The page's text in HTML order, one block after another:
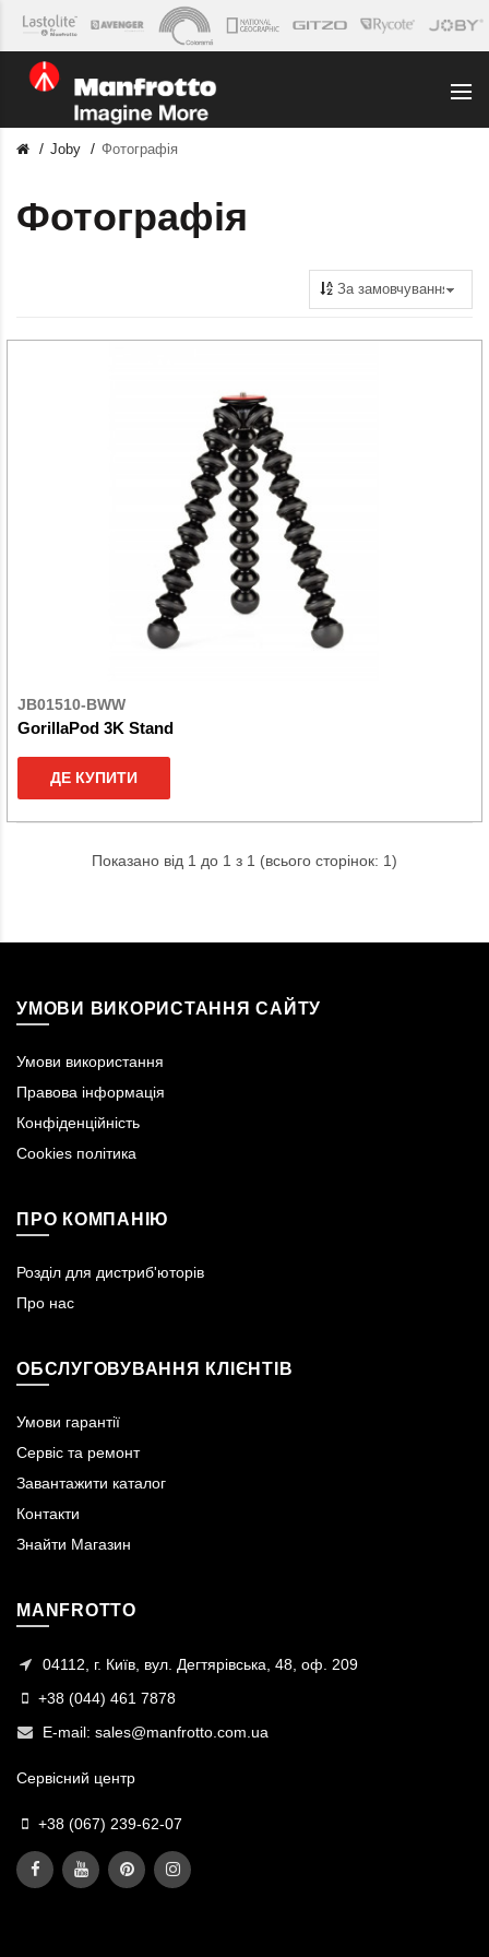
Joby Фотографія
Фотографія
JB01510-BWW
GorillaPod 3K Stand
ДЕ КУПИТИ
Показано від 1 до 1 з 1 (всього сторінок: 1)
УМОВИ ВИКОРИСТАННЯ САЙТУ
Умови використання
Правова інформація
Конфіденційність
Cookies політика
ПРО КОМПАНІЮ
Розділ для дистриб'юторів
Про нас
ОБСЛУГОВУВАННЯ КЛІЄНТІВ
Умови гарантії
Сервіс та ремонт
Завантажити каталог
Контакти
Знайти Магазин
MANFROTTO
04112, г. Київ, вул. Дегтярівська, 48, оф. 209
+38 (044) 461 7878
E-mail: sales@manfrotto.com.ua
Сервісний центр
+38 (067) 239-62-07